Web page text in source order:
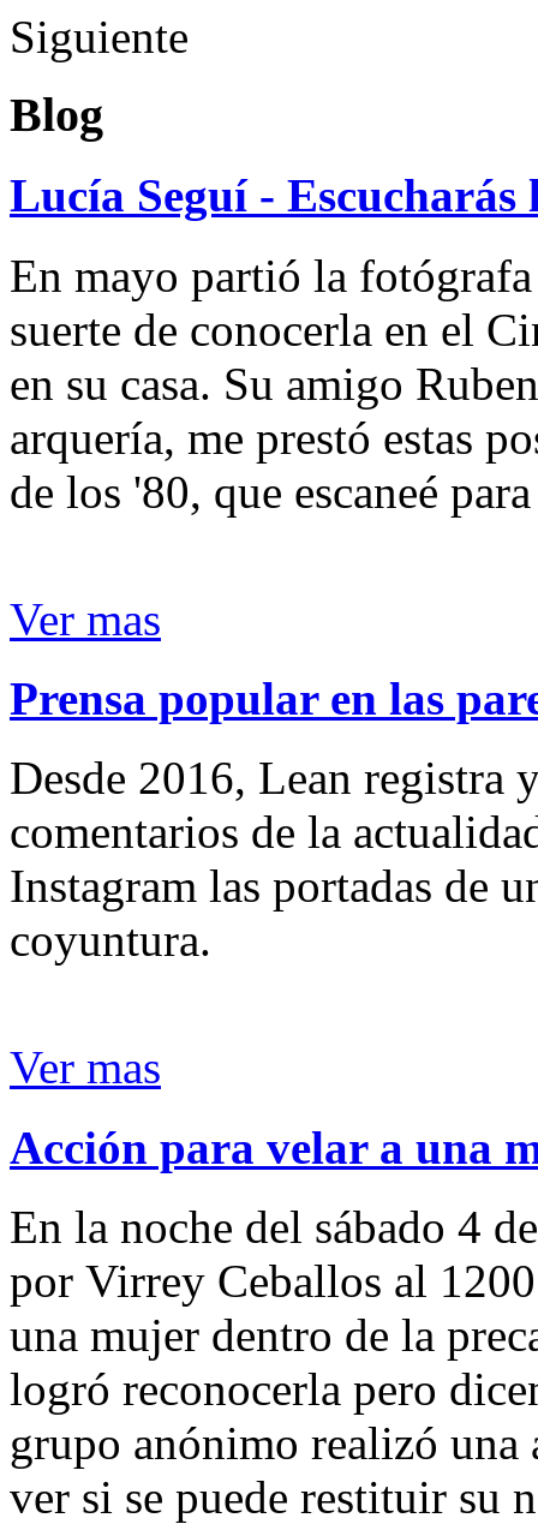
Siguiente
Blog
Lucía Seguí - Escucharás
En mayo partió la
suerte de conocerla en el
en su casa. Su amigo
arquería, me prestó estas
de los '80, que escaneé
Ver mas
Prensa popular en las
Desde 2016, Lean registra
comentarios de la
Instagram las portadas de
coyuntura.
Ver mas
Acción para velar a una
En la noche del sábado 4
por Virrey Ceballos al
una mujer dentro de la
logró reconocerla pero
grupo anónimo realizó
ver si se puede restituir su